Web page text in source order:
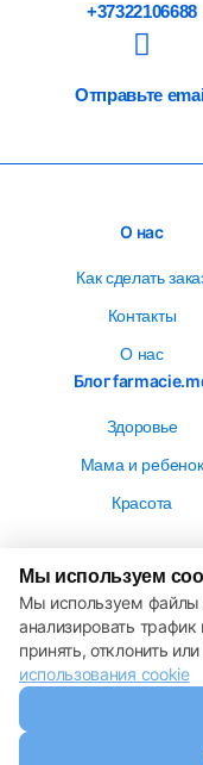
+37322106688
Отправьте
О нас
Как сделать
Контакты
О нас
Блог
Здоровье
Мама и ребенок
Красота
Все права
Мы используем
Мы используем файлы
анализировать
принять, отклонить
использования cookie